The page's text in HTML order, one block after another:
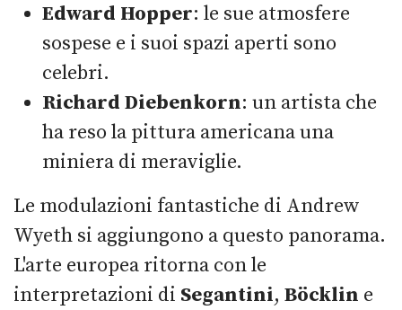
Edward Hopper: le sue atmosfere
sospese e i suoi spazi aperti sono
celebri.
Richard Diebenkorn: un artista che
ha reso la pittura americana una
miniera di meraviglie.
Le modulazioni fantastiche di Andrew
Wyeth si aggiungono a questo panorama.
L'arte europea ritorna con le
interpretazioni di Segantini, Böcklin e